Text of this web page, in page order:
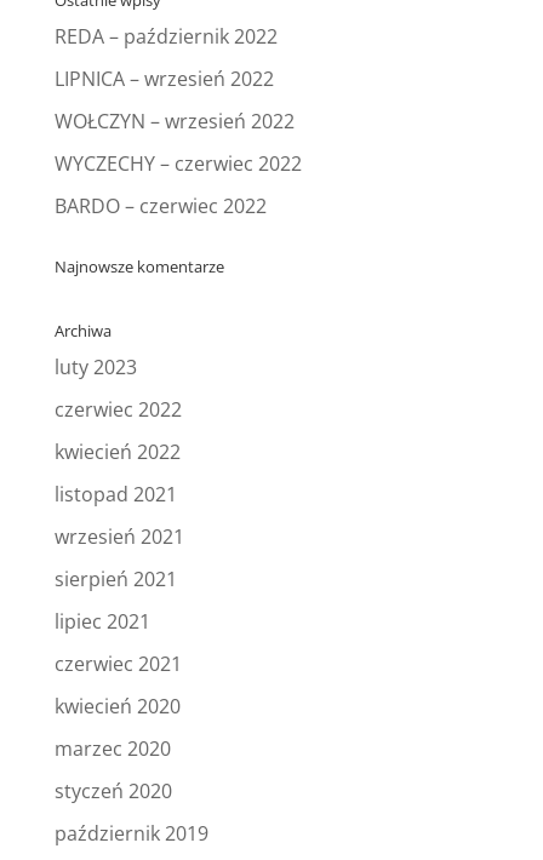
o
o
k
REDA – październik 2022
LIPNICA – wrzesień 2022
WOŁCZYN – wrzesień 2022
WYCZECHY – czerwiec 2022
BARDO – czerwiec 2022
Najnowsze komentarze
Archiwa
luty 2023
czerwiec 2022
kwiecień 2022
listopad 2021
wrzesień 2021
sierpień 2021
lipiec 2021
czerwiec 2021
kwiecień 2020
marzec 2020
styczeń 2020
październik 2019